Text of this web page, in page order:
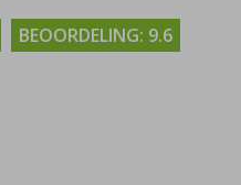
BEOORDELING: 9.6